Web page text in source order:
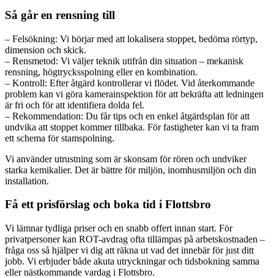
Så går en rensning till
– Felsökning: Vi börjar med att lokalisera stoppet, bedöma rörtyp,
dimension och skick.
– Rensmetod: Vi väljer teknik utifrån din situation – mekanisk
rensning, högtrycksspolning eller en kombination.
– Kontroll: Efter åtgärd kontrollerar vi flödet. Vid återkommande
problem kan vi göra kamera­inspektion för att bekräfta att ledningen
är fri och för att identifiera dolda fel.
– Rekommendation: Du får tips och en enkel åtgärdsplan för att
undvika att stoppet kommer tillbaka. För fastigheter kan vi ta fram
ett schema för stamspolning.
Vi använder utrustning som är skonsam för rören och undviker
starka kemikalier. Det är bättre för miljön, inomhusmiljön och din
installation.
Få ett prisförslag och boka tid i Flottsbro
Vi lämnar tydliga priser och en snabb offert innan start. För
privatpersoner kan ROT-avdrag ofta tillämpas på arbetskostnaden –
fråga oss så hjälper vi dig att räkna ut vad det innebär för just ditt
jobb. Vi erbjuder både akuta utryckningar och tidsbokning samma
eller nästkommande vardag i Flottsbro.